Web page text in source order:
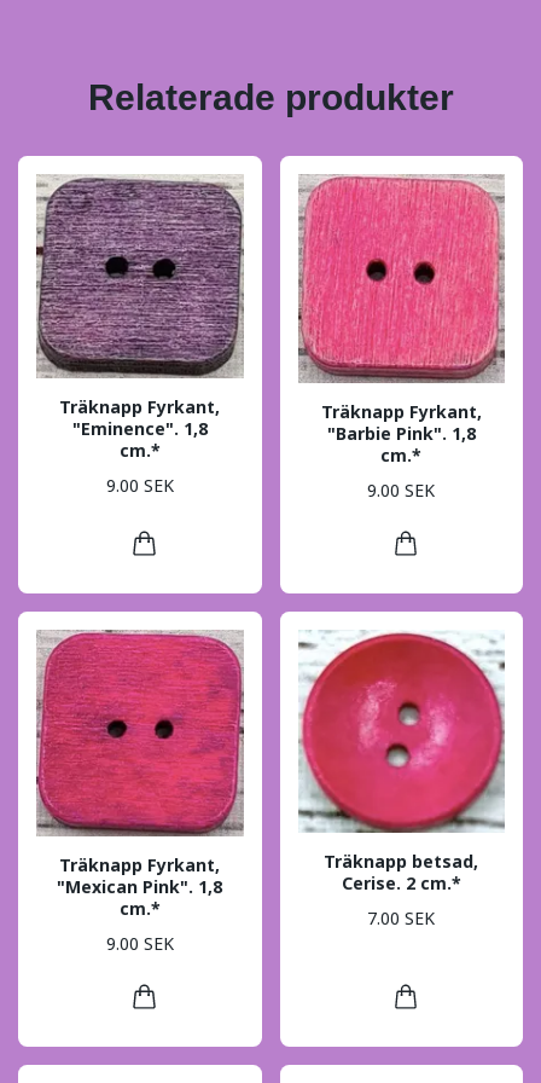
Relaterade produkter
Träknapp Fyrkant,
"Eminence". 1,8
cm.*
9.00 SEK
Träknapp Fyrkant,
"Barbie Pink". 1,8
cm.*
9.00 SEK
Träknapp Fyrkant,
"Mexican Pink". 1,8
cm.*
9.00 SEK
Träknapp betsad,
Cerise. 2 cm.*
7.00 SEK